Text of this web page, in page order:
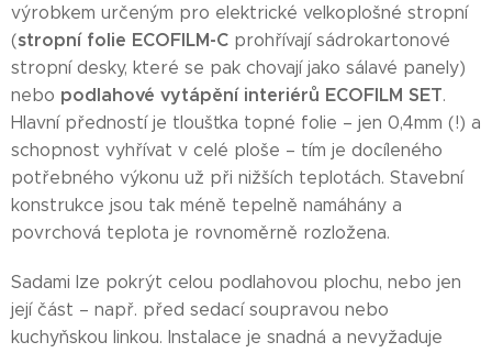
výrobkem určeným pro elektrické velkoplošné stropní
(stropní folie ECOFILM-C prohřívají sádrokartonové
stropní desky, které se pak chovají jako sálavé panely)
nebo podlahové vytápění interiérů ECOFILM SET.
Hlavní předností je tloušťka topné folie – jen 0,4mm (!) a
schopnost vyhřívat v celé ploše – tím je docíleného
potřebného výkonu už při nižších teplotách. Stavební
konstrukce jsou tak méně tepelně namáhány a
povrchová teplota je rovnoměrně rozložena.
Sadami lze pokrýt celou podlahovou plochu, nebo jen
její část – např. před sedací soupravou nebo
kuchyňskou linkou. Instalace je snadná a nevyžaduje